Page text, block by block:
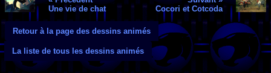
Une vie de chat
Cocori et Cotcoda
Retour à la page des dessins animés
La liste de tous les dessins animés